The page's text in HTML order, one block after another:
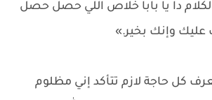
دا يا بابا خلاص اللي حصل حصل
عليك وإنك بخير.»
كل حاجة لازم تتأكد إني مظلوم